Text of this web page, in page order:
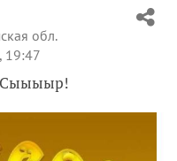
обл.
19:47
Сыыыыр!